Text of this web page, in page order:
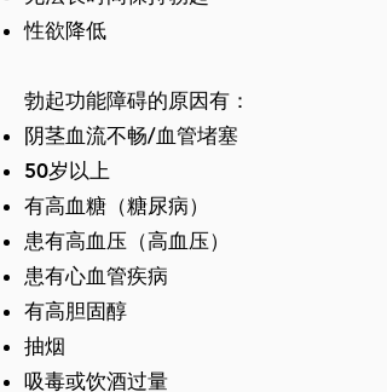
性欲降低
​勃起功能障碍的原因有：
阴茎血流不畅/血管堵塞
50岁以上
有高血糖（糖尿病）
患有高血压（高血压）
患有心血管疾病
有高胆固醇
抽烟
吸毒或饮酒过量